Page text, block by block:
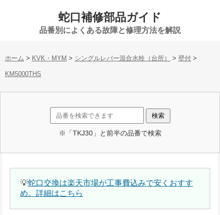
蛇口補修部品ガイド
品番別によくある故障と修理方法を解説
ホーム > KVK・MYM > シングルレバー混合水栓（台所） > 壁付 >
KM5000THS
※「TKJ30」と前半の品番で検索
💡蛇口交換は楽天市場が工事費込みで安くおすす
め。詳細はこちら